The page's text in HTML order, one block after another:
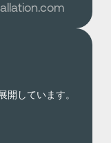
開しています。